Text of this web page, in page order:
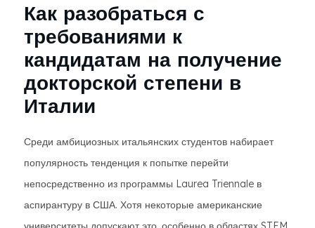
Как разобраться с
требованиями к
кандидатам на получение
докторской степени в
Италии
Среди амбициозных итальянских студентов набирает
популярность тенденция к попытке перейти
непосредственно из программы Laurea Triennale в
аспирантуру в США. Хотя некоторые американские